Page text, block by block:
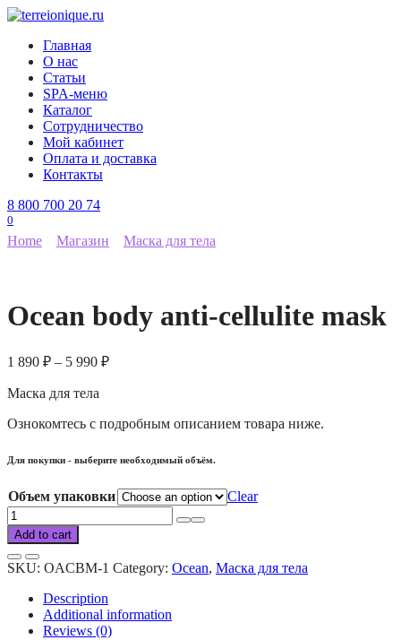
Перейти
содержанию
Главная
О нас
Статьи
SPA-меню
Каталог
Сотрудничество
Мой кабинет
Оплата и доставка
Контакты
8 800 700 20 74
0
Home Магазин Маска для тела
Ocean body anti-cellulite mask
1 890 ₽ – 5 990 ₽
Маска для тела
Ознокомтесь с подробным описанием товара ниже.
Для покупки - выберите необходимый объём.
Объем упаковки
Clear
Ocean
body
anti-
cellulite
mask
quantity
Add to cart
SKU: OACBM-1 Category: Ocean, Маска для тела
Description
Additional information
Reviews (0)